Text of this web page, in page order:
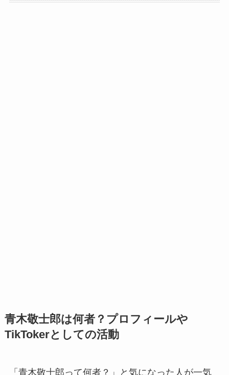
青木敬士郎は何者？プロフィールや
TikTokerとしての活動
「青木敬士郎って何者？」と気になった人が一気